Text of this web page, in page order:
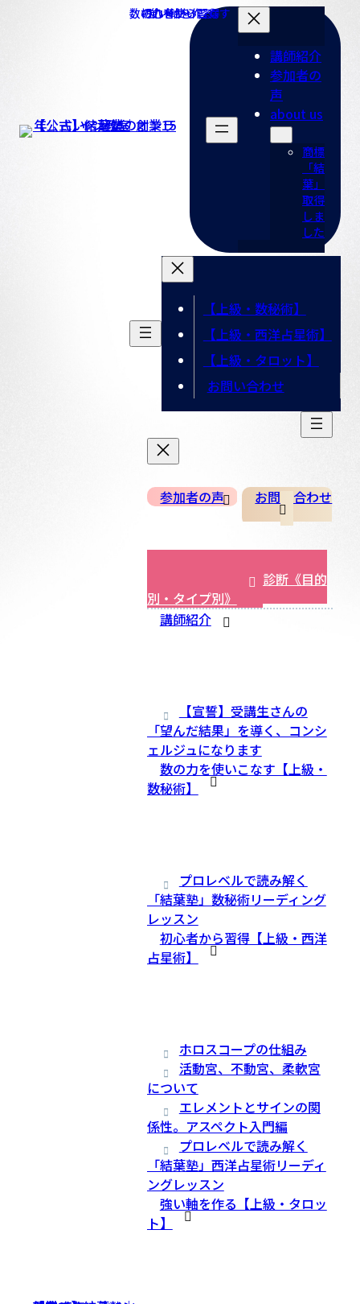
講師紹介
参加者の
声
about us
商標
「結
葉」
取得
しま
した
【上級・数秘術】
【上級・西洋占星術】
【上級・タロット】
お問い合わせ
参加者の声 お問い合わせ
すい「占術の適性」診断《目的
別・タイプ別》
講師紹介
【宣誓】受講生さんの
「望んだ結果」を導く、コンシ
ェルジュになります
数の力を使いこなす【上級・
数秘術】
プロレベルで読み解く
「結葉塾」数秘術リーディング
レッスン
初心者から習得【上級・西洋
占星術】
ホロスコープの仕組み
活動宮、不動宮、柔軟宮
について
エレメントとサインの関
係性。アスペクト入門編
プロレベルで読み解く
「結葉塾」西洋占星術リーディ
ングレッスン
強い軸を作る【上級・タロッ
ト】